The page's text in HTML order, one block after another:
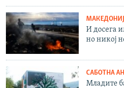
И досега
но никој
САБОТНА
Младите